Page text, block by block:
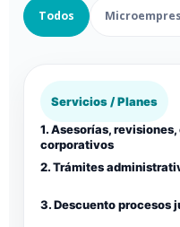
Todos
Servicios / Planes
1. Asesorías,
corporativos
2. Trámites
3. Descuento procesos